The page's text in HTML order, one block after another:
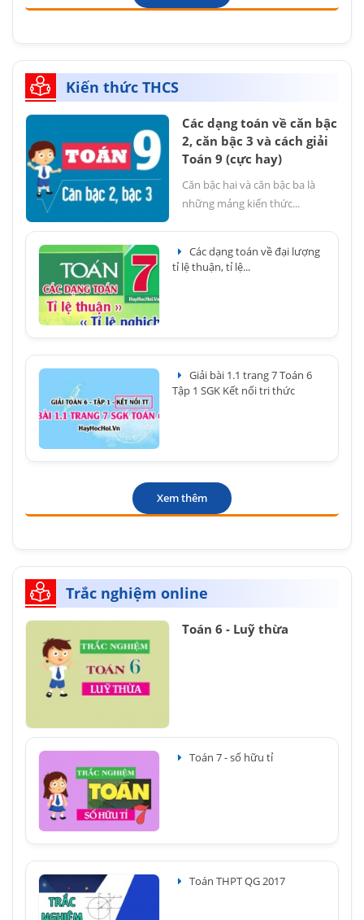
Kiến thức THCS
Các dạng toán về căn bậc
2, căn bậc 3 và cách giải
Toán 9 (cực hay)
Căn bậc hai và căn bậc ba là
những mảng kiến thức...
Các dạng toán về đại lượng
tỉ lệ thuận, tỉ lệ...
Giải bài 1.1 trang 7 Toán 6
Tập 1 SGK Kết nối tri thức
Xem thêm
Trắc nghiệm online
Toán 6 - Luỹ thừa
Toán 7 - số hữu tỉ
Toán THPT QG 2017